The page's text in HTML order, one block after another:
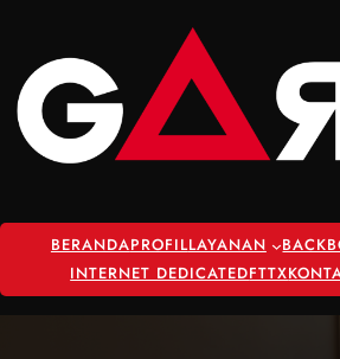
content
BERANDAPROFILLAYANAN
INTERNET DEDICATEDFTTX